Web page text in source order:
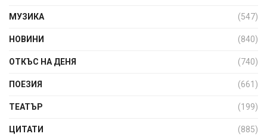
МУЗИКА (547)
НОВИНИ (840)
ОТКЪС НА ДЕНЯ (740)
ПОЕЗИЯ (661)
ТЕАТЪР (199)
ЦИТАТИ (885)